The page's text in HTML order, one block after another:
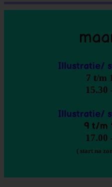
Illustratie/
7 t/m
15.30
Illustratie/
9 t/m
17.00
( start na